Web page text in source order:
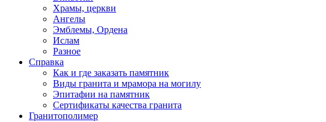
Храмы, церкви
Ангелы
Эмблемы, Ордена
Ислам
Разное
Справка
Как и где заказать памятник
Виды гранита и мрамора на могилу
Эпитафии на памятник
Сертификаты качества гранита
Гранитополимер